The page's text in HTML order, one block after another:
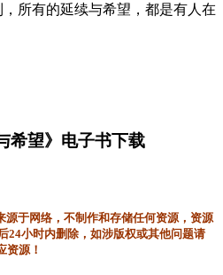
所有的延续与希望，都是有人在
希望》电子书下载
源于网络，不制作和存储任何资源，资源
24小时内删除，如涉版权或其他问题请
资源！